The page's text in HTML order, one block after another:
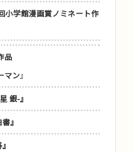
小学館漫画賞ノミネート作
品
マン』
銀-』
』